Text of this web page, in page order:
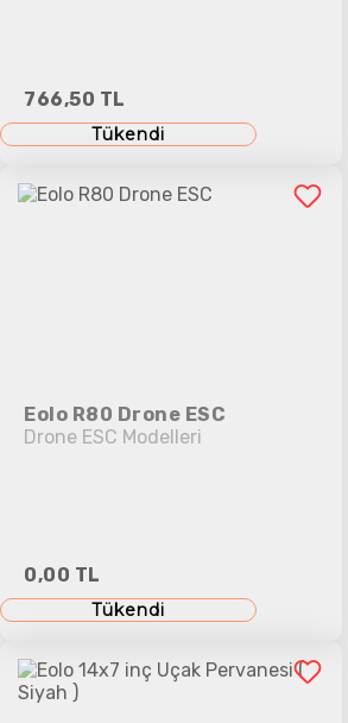
766,50 TL
Tükendi
Eolo R80 Drone ESC
Drone ESC Modelleri
0,00 TL
Tükendi